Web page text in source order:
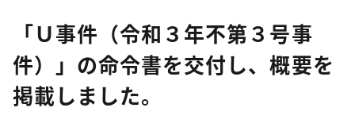
「Ｕ事件（令和３年不第３号事
件）」の命令書を交付し、概要を
掲載しました。